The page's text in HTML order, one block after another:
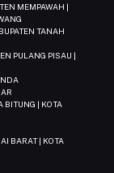
MEMPAWAH |
TANAH
PULANG PISAU |
BITUNG | KOTA
BARAT | KOTA